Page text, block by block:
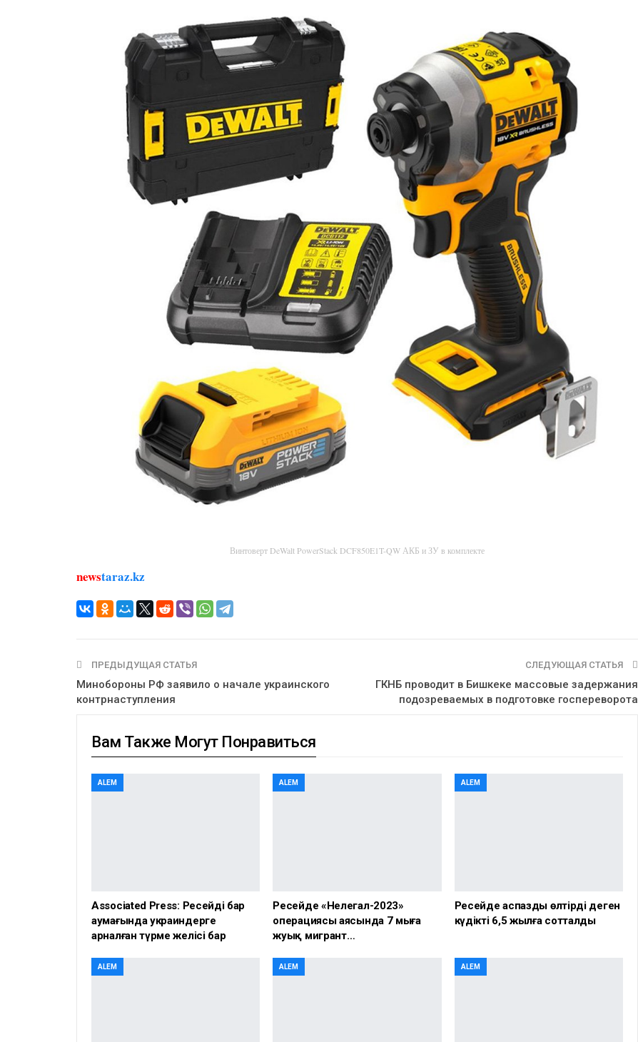
Винтоверт DeWalt PowerStack DCF850E1T-QW АКБ и ЗУ в комплекте
newstaraz.kz
ПРЕДЫДУЩАЯ СТАТЬЯ
Минобороны РФ заявило о начале украинского
контрнаступления
СЛЕДУЮЩАЯ СТАТЬЯ
ГКНБ проводит в Бишкеке массовые задержания
подозреваемых в подготовке госпереворота
Вам Также Могут Понравиться
ALEM
Associated Press: Ресейдің бар
аумағында украиндерге
арналған түрме желісі бар
ALEM
Ресейде «Нелегал-2023»
операциясы аясында 7 мыңға
жуық мигрант…
ALEM
Ресейде аспазды өлтірді деген
күдікті 6,5 жылға сотталды
ALEM ALEM ALEM